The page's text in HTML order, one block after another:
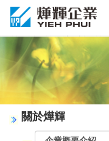
關於燁輝